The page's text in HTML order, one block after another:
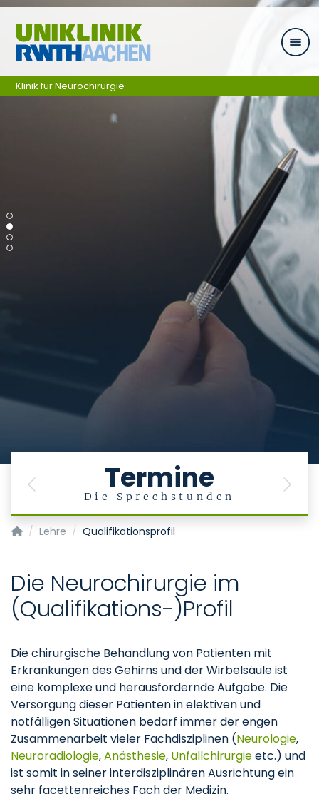
Zum Inhalt springen
Termine
Die Sprechstunden
Previous Next
Klinik für Neurochirurgie
Klinik für Neurochirurgie
Lehre Qualifikationsprofil
Die Neurochirurgie im
(Qualifikations-)Profil
Die chirurgische Behandlung von Patienten mit
Erkrankungen des Gehirns und der Wirbelsäule ist
eine komplexe und herausfordernde Aufgabe. Die
Versorgung dieser Patienten in elektiven und
notfälligen Situationen bedarf immer der engen
Zusammenarbeit vieler Fachdisziplinen (Neurologie,
Neuroradiologie,Anästhesie, Unfallchirurgieetc.) und
ist somit in seiner interdisziplinären Ausrichtung ein
sehr facettenreiches Fach der Medizin.